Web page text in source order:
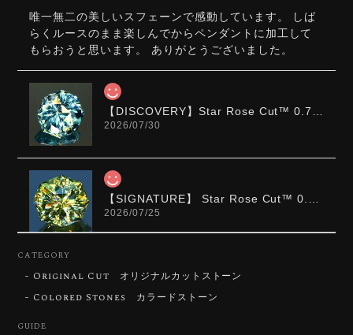
唯一無二の美しいスフェーンで感動しています。 しば
らくルースのまま楽しんでからペンダントに加工して
もらおうと思います。 ありがとうございました。
【DISCOVERY】Star Rose Cut™️ 0.72ct Natural Blue Zircon
2026/07/30
【SIGNATURE】 Star Rose Cut™️ 0.48ct Natural Sphene
2026/07/25
2026/07/23
CATEGORY
Original Cut オリジナルカットストーン
Colored Stones カラードストーン
GUIDE